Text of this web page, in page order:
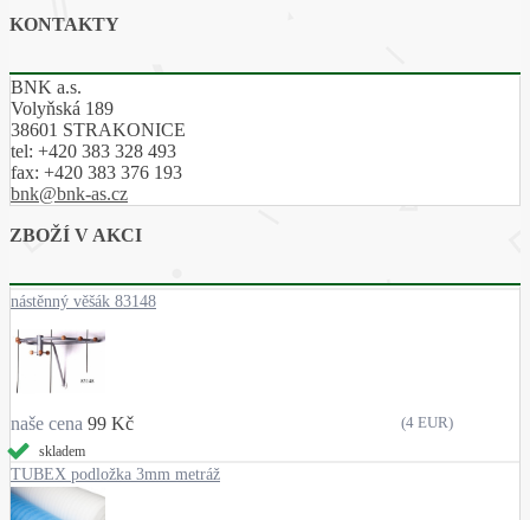
KONTAKTY
BNK a.s.
Volyňská 189
38601 STRAKONICE
tel: +420 383 328 493
fax: +420 383 376 193
bnk@bnk-as.cz
ZBOŽÍ V AKCI
nástěnný věšák 83148
naše cena 99 Kč (4 EUR)
skladem
TUBEX podložka 3mm metráž